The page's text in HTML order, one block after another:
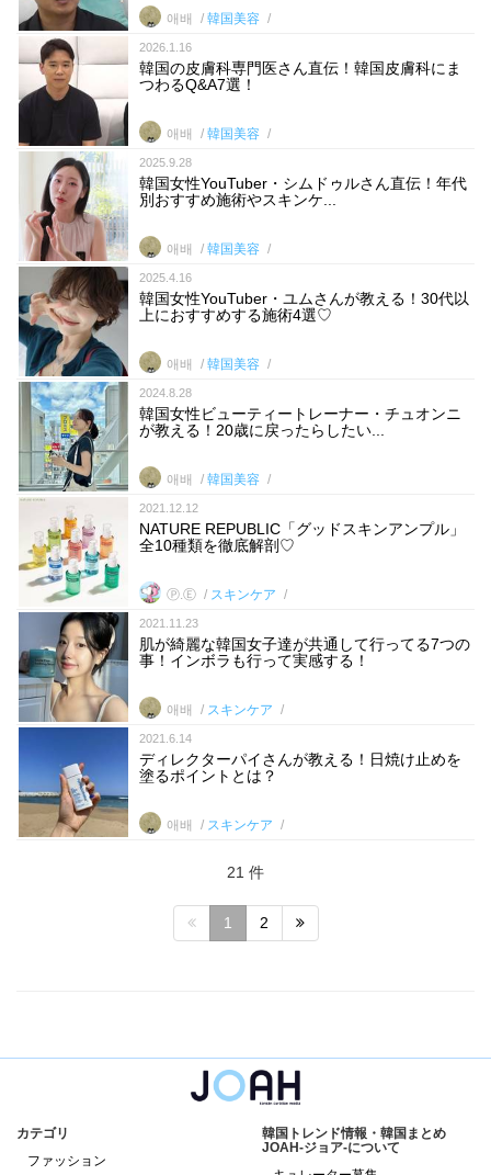
애배 韓国美容
2026.1.16
韓国の皮膚科専門医さん直伝！韓国皮膚科にま
つわるQ&A7選！
애배 韓国美容
2025.9.28
韓国女性YouTuber・シムドゥルさん直伝！年代
別おすすめ施術やスキンケ...
애배 韓国美容
2025.4.16
韓国女性YouTuber・ユムさんが教える！30代以
上におすすめする施術4選♡
애배 韓国美容
2024.8.28
韓国女性ビューティートレーナー・チュオンニ
が教える！20歳に戻ったらしたい...
애배 韓国美容
2021.12.12
NATURE REPUBLIC「グッドスキンアンプル」
全10種類を徹底解剖♡
Ⓟ.Ⓔ スキンケア
2021.11.23
肌が綺麗な韓国女子達が共通して行ってる7つの
事！インボラも行って実感する！
애배 スキンケア
2021.6.14
ディレクターパイさんが教える！日焼け止めを
塗るポイントとは？
애배 スキンケア
21 件
1 2
カテゴリ
ファッション
韓国トレンド情報・韓国まとめ
JOAH-ジョア-について